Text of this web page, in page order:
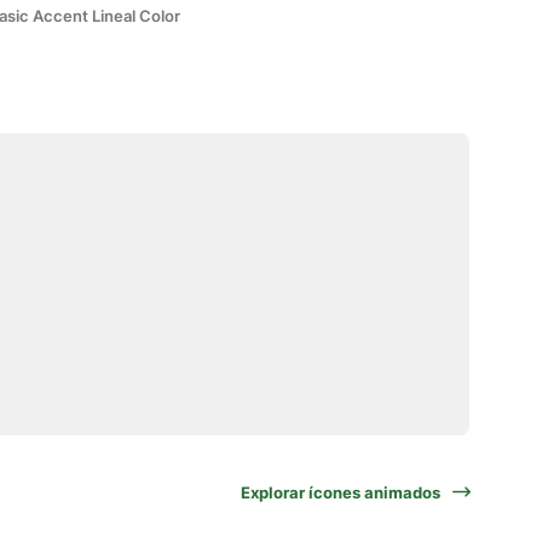
Accent Lineal Color
Explorar ícones animados